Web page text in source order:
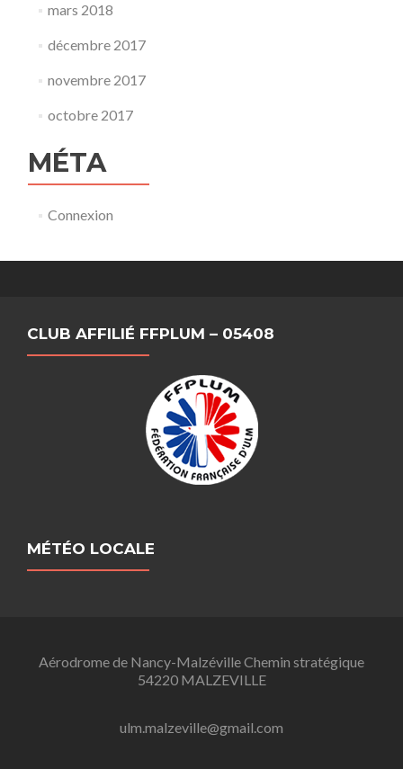
mars 2018
décembre 2017
novembre 2017
octobre 2017
MÉTA
Connexion
CLUB AFFILIÉ FFPLUM – 05408
MÉTÉO LOCALE
Aérodrome de Nancy-Malzéville Chemin stratégique
54220 MALZEVILLE
ulm.malzeville@gmail.com